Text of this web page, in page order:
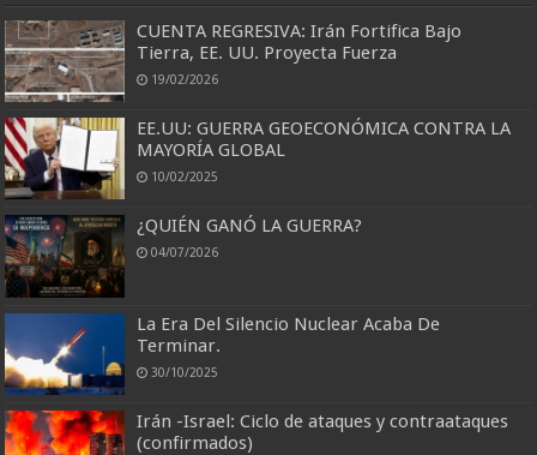
CUENTA REGRESIVA: Irán Fortifica Bajo
Tierra, EE. UU. Proyecta Fuerza
19/02/2026
EE.UU: GUERRA GEOECONÓMICA CONTRA LA
MAYORÍA GLOBAL
10/02/2025
¿QUIÉN GANÓ LA GUERRA?
04/07/2026
La Era Del Silencio Nuclear Acaba De
Terminar.
30/10/2025
Irán -Israel: Ciclo de ataques y contraataques
(confirmados)